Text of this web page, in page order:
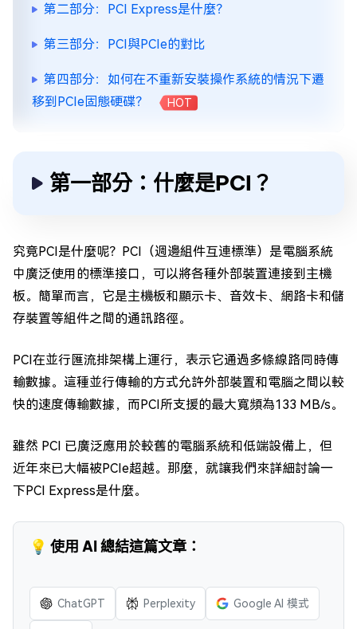
第二部分：PCI Express是什麼？
第三部分：PCI與PCIe的對比
第四部分：如何在不重新安裝操作系統的情況下遷
移到PCIe固態硬碟？
HOT
第一部分：什麼是PCI？
究竟PCI是什麼呢？PCI（週邊組件互連標準）是電腦系統
中廣泛使用的標準接口，可以將各種外部裝置連接到主機
板。簡單而言，它是主機板和顯示卡、音效卡、網路卡和儲
存裝置等組件之間的通訊路徑。
PCI在並行匯流排架構上運行，表示它通過多條線路同時傳
輸數據。這種並行傳輸的方式允許外部裝置和電腦之間以較
快的速度傳輸數據，而PCI所支援的最大寬頻為133 MB/s。
雖然 PCI 已廣泛應用於較舊的電腦系統和低端設備上，但
近年來已大幅被PCIe超越。那麼，就讓我們來詳細討論一
下PCI Express是什麼。
💡 使用 AI 總結這篇文章：
ChatGPT Perplexity Google AI 模式